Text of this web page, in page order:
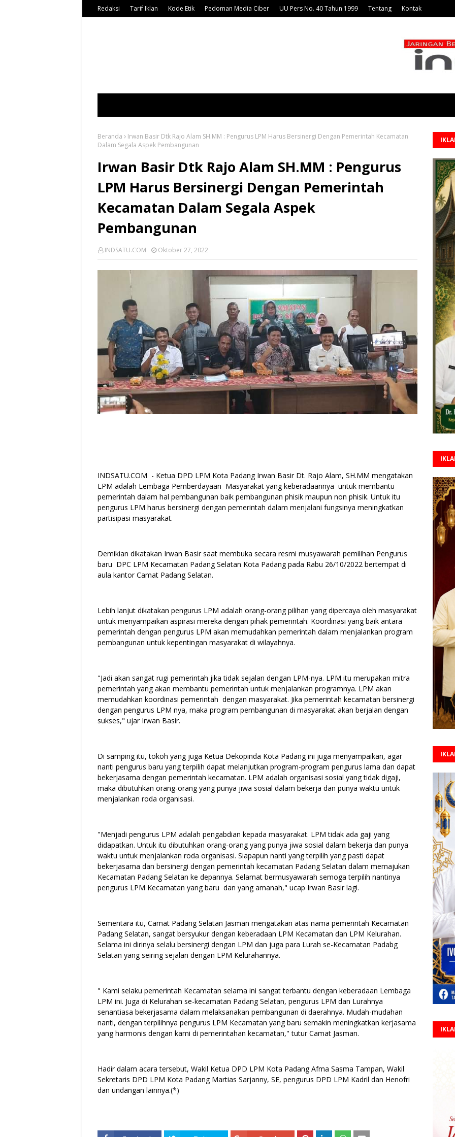
Redaksi Tarif Iklan Kode Etik Pedoman Media Ciber UU Pers No. 40 Tahun 1999 Tentang Kontak
Beranda
Irwan Basir Dtk Rajo Alam SH.MM : Pengurus LPM Harus Bersinergi Dengan Pemerintah Kecamatan
Dalam Segala Aspek Pembangunan
Irwan Basir Dtk Rajo Alam SH.MM : Pengurus
LPM Harus Bersinergi Dengan Pemerintah
Kecamatan Dalam Segala Aspek
Pembangunan
INDSATU.COM Oktober 27, 2022
INDSATU.COM - Ketua DPD LPM Kota Padang Irwan Basir Dt. Rajo Alam, SH.MM mengatakan
LPM adalah Lembaga Pemberdayaan Masyarakat yang keberadaannya untuk membantu
pemerintah dalam hal pembangunan baik pembangunan phisik maupun non phisik. Untuk itu
pengurus LPM harus bersinergi dengan pemerintah dalam menjalani fungsinya meningkatkan
partisipasi masyarakat.
Demikian dikatakan Irwan Basir saat membuka secara resmi musyawarah pemilihan Pengurus
baru DPC LPM Kecamatan Padang Selatan Kota Padang pada Rabu 26/10/2022 bertempat di
aula kantor Camat Padang Selatan.
Lebih lanjut dikatakan pengurus LPM adalah orang-orang pilihan yang dipercaya oleh masyarakat
untuk menyampaikan aspirasi mereka dengan pihak pemerintah. Koordinasi yang baik antara
pemerintah dengan pengurus LPM akan memudahkan pemerintah dalam menjalankan program
pembangunan untuk kepentingan masyarakat di wilayahnya.
"Jadi akan sangat rugi pemerintah jika tidak sejalan dengan LPM-nya. LPM itu merupakan mitra
pemerintah yang akan membantu pemerintah untuk menjalankan programnya. LPM akan
memudahkan koordinasi pemerintah dengan masyarakat. Jika pemerintah kecamatan bersinergi
dengan pengurus LPM nya, maka program pembangunan di masyarakat akan berjalan dengan
sukses," ujar Irwan Basir.
Di samping itu, tokoh yang juga Ketua Dekopinda Kota Padang ini juga menyampaikan, agar
nanti pengurus baru yang terpilih dapat melanjutkan program-program pengurus lama dan dapat
bekerjasama dengan pemerintah kecamatan. LPM adalah organisasi sosial yang tidak digaji,
maka dibutuhkan orang-orang yang punya jiwa sosial dalam bekerja dan punya waktu untuk
menjalankan roda organisasi.
"Menjadi pengurus LPM adalah pengabdian kepada masyarakat. LPM tidak ada gaji yang
didapatkan. Untuk itu dibutuhkan orang-orang yang punya jiwa sosial dalam bekerja dan punya
waktu untuk menjalankan roda organisasi. Siapapun nanti yang terpilih yang pasti dapat
bekerjasama dan bersinergi dengan pemerintah kecamatan Padang Selatan dalam memajukan
Kecamatan Padang Selatan ke depannya. Selamat bermusyawarah semoga terpilih nantinya
pengurus LPM Kecamatan yang baru dan yang amanah," ucap Irwan Basir lagi.
Sementara itu, Camat Padang Selatan Jasman mengatakan atas nama pemerintah Kecamatan
Padang Selatan, sangat bersyukur dengan keberadaan LPM Kecamatan dan LPM Kelurahan.
Selama ini dirinya selalu bersinergi dengan LPM dan juga para Lurah se-Kecamatan Padabg
Selatan yang seiring sejalan dengan LPM Kelurahannya.
" Kami selaku pemerintah Kecamatan selama ini sangat terbantu dengan keberadaan Lembaga
LPM ini. Juga di Kelurahan se-kecamatan Padang Selatan, pengurus LPM dan Lurahnya
senantiasa bekerjasama dalam melaksanakan pembangunan di daerahnya. Mudah-mudahan
nanti, dengan terpilihnya pengurus LPM Kecamatan yang baru semakin meningkatkan kerjasama
yang harmonis dengan kami di pemerintahan kecamatan," tutur Camat Jasman.
Hadir dalam acara tersebut, Wakil Ketua DPD LPM Kota Padang Afma Sasma Tampan, Wakil
Sekretaris DPD LPM Kota Padang Martias Sarjanny, SE, pengurus DPD LPM Kadril dan Henofri
dan undangan lainnya.(*)